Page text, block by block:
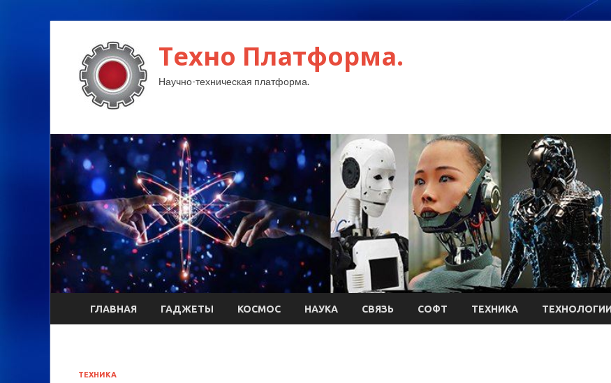
Техно Платформа.
Научно-техническая платформа.
ГЛАВНАЯ ГАДЖЕТЫ КОСМОС НАУКА СВЯЗЬ СОФТ ТЕХНИКА ТЕХНОЛОГИИ
ТЕХНИКА